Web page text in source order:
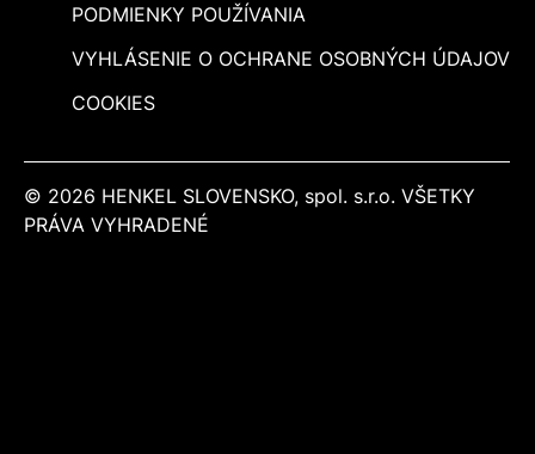
PODMIENKY POUŽÍVANIA
VYHLÁSENIE O OCHRANE OSOBNÝCH ÚDAJOV
COOKIES
© 2026 HENKEL SLOVENSKO, spol. s.r.o. VŠETKY
PRÁVA VYHRADENÉ